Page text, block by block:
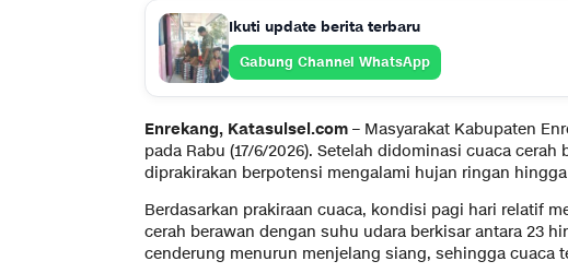
Ikuti update berita terbaru
Gabung Channel WhatsApp
Enrekang, Katasulsel.com – Masyarakat Kabupaten
pada Rabu (17/6/2026). Setelah didominasi cuaca
diprakirakan berpotensi mengalami hujan ringan
Berdasarkan prakiraan cuaca, kondisi pagi hari relatif
cerah berawan dengan suhu udara berkisar antara 23
cenderung menurun menjelang siang, sehingga cuaca